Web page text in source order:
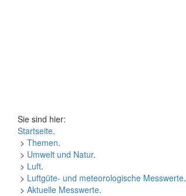
Sie sind hier:
Startseite.
> Themen.
> Umwelt und Natur.
> Luft.
> Luftgüte- und meteorologische Messwerte.
> Aktuelle Messwerte.